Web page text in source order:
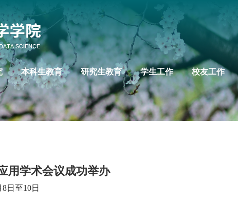
本科生教育 研究生教育 学生工作 校友工作
用学术会议成功举办
8日至10日